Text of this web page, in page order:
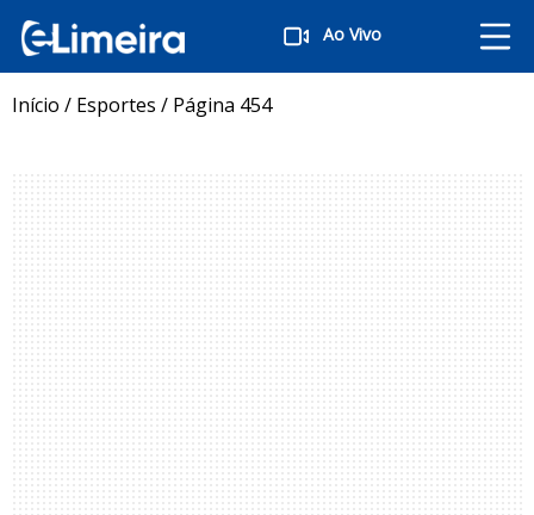
Ao Vivo
Início / Esportes / Página 454